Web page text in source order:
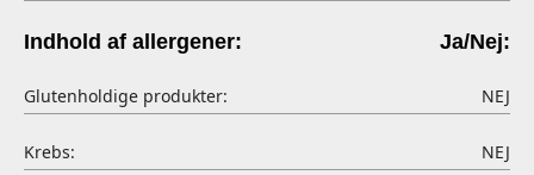
Indhold af allergener: Ja/Nej:
Glutenholdige produkter: NEJ
Krebs: NEJ